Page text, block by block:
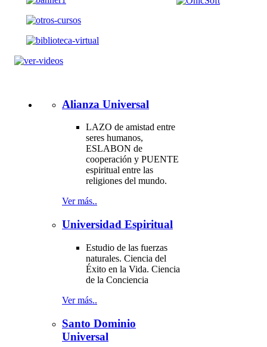
Alianza Universal
LAZO de amistad entre
seres humanos,
ESLABON de
cooperación y PUENTE
espiritual entre las
religiones del mundo.
Ver más..
Universidad Espiritual
Estudio de las fuerzas
naturales. Ciencia del
Éxito en la Vida. Ciencia
de la Conciencia
Ver más..
Santo Dominio
Universal